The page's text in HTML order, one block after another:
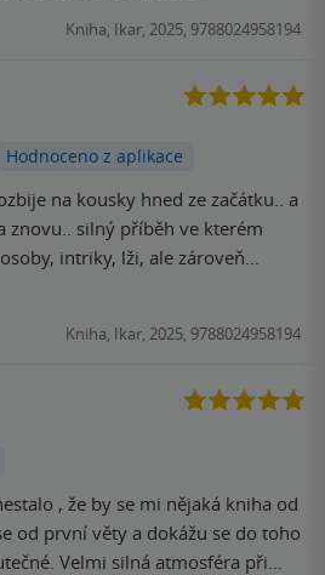
Kniha, Ikar, 2025, 9788024958194
Hodnoceno z aplikace
na kousky hned ze začátku.. a
znovu.. silný příběh ve kterém
intriky, lži, ale zároveň
porozumění a
dvaceti!!!! PŘEČTĚTE SI TO!!!!!
Kniha, Ikar, 2025, 9788024958194
, že by se mi nějaká kniha od
od první věty a dokážu se do toho
Velmi silná atmosféra při